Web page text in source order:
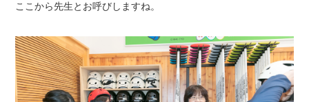
ここから先生とお呼びしますね。